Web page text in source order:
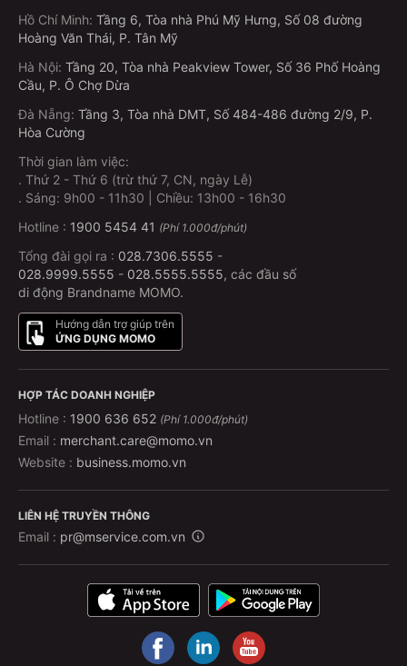
Hồ Chí Minh: Tầng 6, Tòa nhà Phú Mỹ Hưng, Số 08 đường
Hoàng Văn Thái, P. Tân Mỹ
Hà Nội: Tầng 20, Tòa nhà Peakview Tower, Số 36 Phố Hoàng
Cầu, P. Ô Chợ Dừa
Đà Nẵng: Tầng 3, Tòa nhà DMT, Số 484-486 đường 2/9, P.
Hòa Cường
Thời gian làm việc:
. Thứ 2 - Thứ 6 (trừ thứ 7, CN, ngày Lễ)
. Sáng: 9h00 - 11h30 | Chiều: 13h00 - 16h30
Hotline : 1900 5454 41 (Phí 1.000đ/phút)
Tổng đài gọi ra : 028.7306.5555 -
028.9999.5555 - 028.5555.5555, các đầu số
di động Brandname MOMO.
Hướng dẫn trợ giúp trên
ỨNG DỤNG MOMO
HỢP TÁC DOANH NGHIỆP
Hotline : 1900 636 652 (Phí 1.000đ/phút)
Email : merchant.care@momo.vn
Website : business.momo.vn
LIÊN HỆ TRUYỀN THÔNG
Email : pr@mservice.com.vn